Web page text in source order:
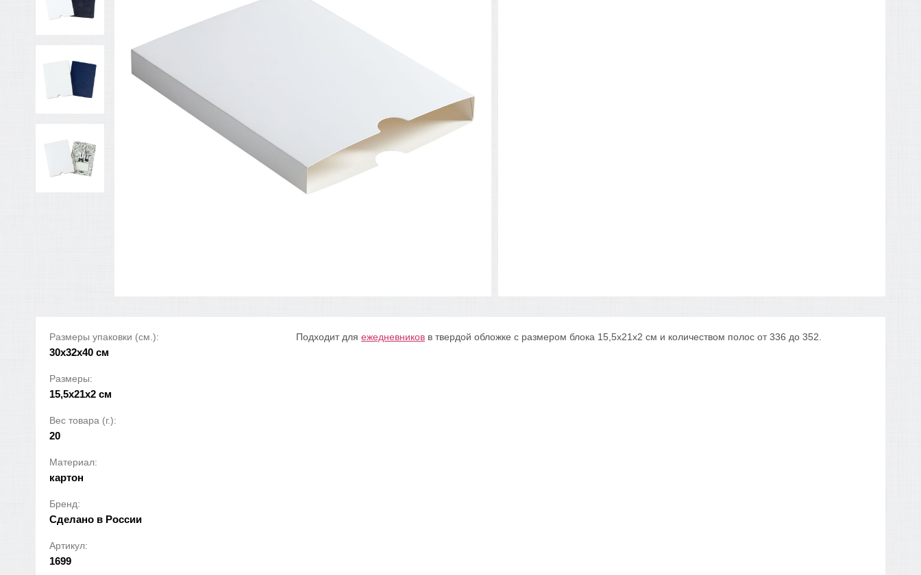
Размеры упаковки (см.):
30x32x40 см
Размеры:
15,5х21х2 см
Вес товара (г.):
20
Материал:
картон
Бренд:
Сделано в России
Артикул:
1699
Подходит для ежедневников в твердой обложке с размером блока 15,5х21х2 см и количеством полос от 336 до 352.